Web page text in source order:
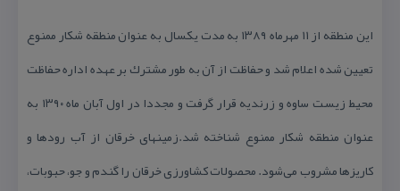
این منطقه از ۱۱ مهرماه ۱۳۸۹ به مدت یكسال به عنوان منطقه شكار ممنوع
تعیین شده اعلام شد و حفاظت از آن به طور مشترك بر عهده اداره حفاظت
محیط زیست ساوه و زرندیه قرار گرفت و مجددا در اول آبان ماه ۱۳۹۰ به
عنوان منطقه شكار ممنوع شناخته شد.زمینهای خرقان از آب رودها و
كاریزها مشروب می‌شود. محصولات كشاورزی خرقان را گندم و جو، حبوبات،